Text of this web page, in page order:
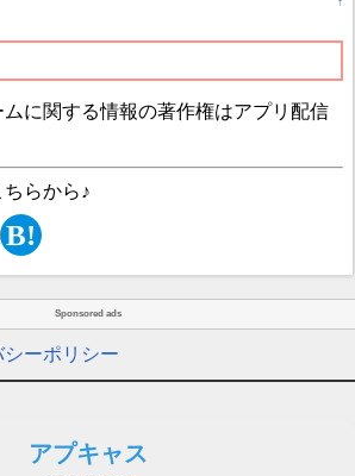
に関する情報の著作権はアプリ配信
らから♪
Sponsored ads
ーポリシー
アプキャス